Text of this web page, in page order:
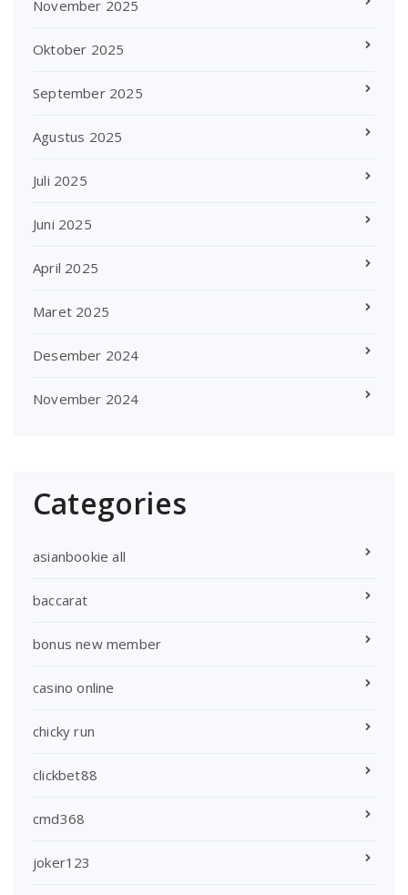
November 2025
Oktober 2025
September 2025
Agustus 2025
Juli 2025
Juni 2025
April 2025
Maret 2025
Desember 2024
November 2024
Categories
asianbookie all
baccarat
bonus new member
casino online
chicky run
clickbet88
cmd368
joker123